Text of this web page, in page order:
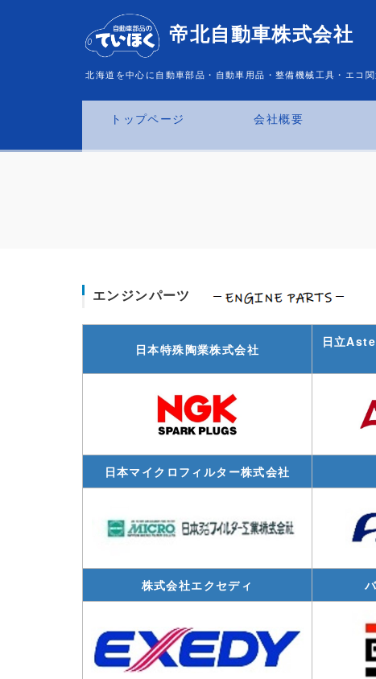
帝北自動車株式会社
北海道を中心に自動車部品・自動車用品・整備機械工具・エコ関
トップページ 会社概要
エンジンパーツ
日本特殊陶業株式会社
日立
日本マイクロフィルター株式会社
株式会社エクセディ